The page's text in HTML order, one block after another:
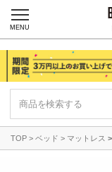
MENU
TOP ベッド マットレス